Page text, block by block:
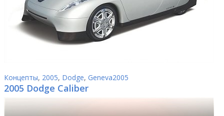
Концепты, 2005, Dodge, Geneva2005
2005 Dodge Caliber